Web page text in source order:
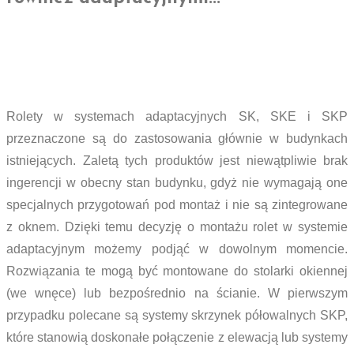
Rolety w systemach adaptacyjnych SK, SKE i SKP
przeznaczone są do zastosowania głównie w budynkach
istniejących. Zaletą tych produktów jest niewątpliwie brak
ingerencji w obecny stan budynku, gdyż nie wymagają one
specjalnych przygotowań pod montaż i nie są zintegrowane
z oknem. Dzięki temu decyzję o montażu rolet w systemie
adaptacyjnym możemy podjąć w dowolnym momencie.
Rozwiązania te mogą być montowane do stolarki okiennej
(we wnęce) lub bezpośrednio na ścianie. W pierwszym
przypadku polecane są systemy skrzynek półowalnych SKP,
które stanowią doskonałe połączenie z elewacją lub systemy